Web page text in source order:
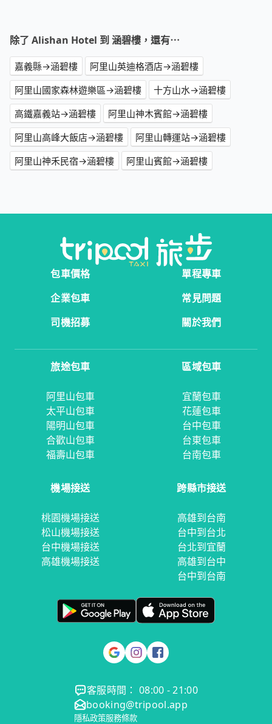
除了 Alishan Hotel 到 涵碧樓，還有⋯
嘉義縣→涵碧樓
阿里山英迪格酒店→涵碧樓
阿里山國家森林遊樂區→涵碧樓
十方山水→涵碧樓
高鐵嘉義站→涵碧樓
阿里山神木賓館→涵碧樓
阿里山高峰大飯店→涵碧樓
阿里山轉運站→涵碧樓
阿里山神禾民宿→涵碧樓
阿里山賓館→涵碧樓
包車價格
單程專車
企業包車
常見問題
司機招募
關於我們
旅途包車
阿里山包車
太平山包車
陽明山包車
合歡山包車
福壽山包車
區域包車
宜蘭包車
花蓮包車
台中包車
台東包車
台南包車
機場接送
桃園機場接送
松山機場接送
台中機場接送
高雄機場接送
跨縣市接送
高雄到台南
台中到台北
台北到宜蘭
高雄到台中
台中到台南
客服時間： 08:00 - 21:00
booking@tripool.app
隱私政策服務條款